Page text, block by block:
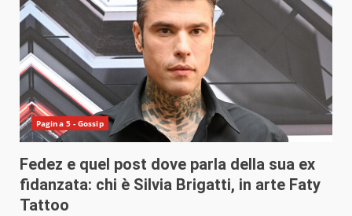
Pagina 5 - Gossip
Fedez e quel post dove parla della sua ex
fidanzata: chi è Silvia Brigatti, in arte Faty
Tattoo